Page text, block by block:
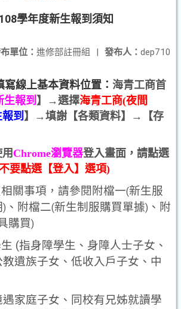
學年度新生報到須知
發布人： dep710
單位： 進修部註冊組 |
寫線上基本資料位置： 海青工商首
生報到 】 →選擇海青工商(夜間
到 】→填謝【各類資料】→【存
Chrome瀏覽器登入畫面，請點選
要點選【登入】選項)
關事項，請參閱附檔一(新生服
) 、附檔二(新生制服購買單據) 、附
購買)
(指身障學生、身障人士子女、
遺族子女、低收入戶子女、中
家庭子女、同校有兄姊就讀學